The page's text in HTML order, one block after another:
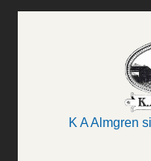
K A Almgren